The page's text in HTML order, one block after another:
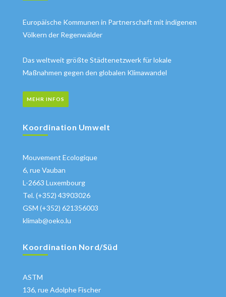
Europäische Kommunen in Partnerschaft mit indigenen
Völkern der Regenwälder
Das weltweit größte Städtenetzwerk für lokale
Maßnahmen gegen den globalen Klimawandel
MEHR INFOS
Koordination Umwelt
Mouvement Ecologique
6, rue Vauban
L-2663 Luxembourg
Tel. (+352) 43903026
GSM (+352) 621356003
klimab@oeko.lu
Koordination Nord/Süd
ASTM
136, rue Adolphe Fischer